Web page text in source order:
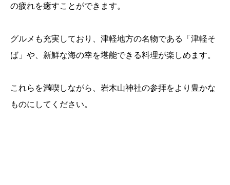
の疲れを癒すことができます。
グルメも充実しており、津軽地方の名物である「津軽そ
ば」や、新鮮な海の幸を堪能できる料理が楽しめます。
これらを満喫しながら、岩木山神社の参拝をより豊かな
ものにしてください。